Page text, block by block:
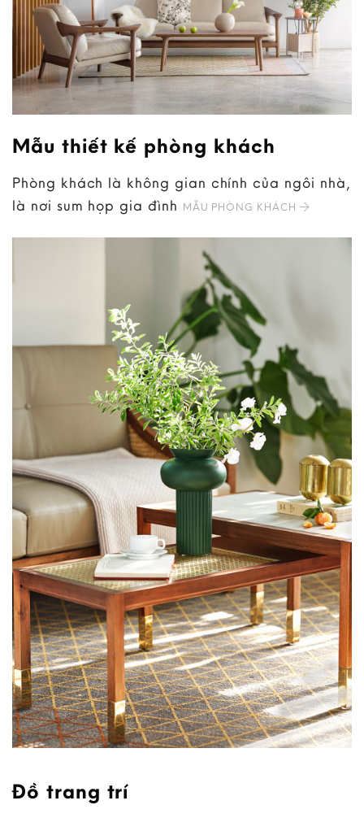
Mẫu thiết kế phòng khách
Phòng khách là không gian chính của ngôi nhà,
là nơi sum họp gia đình MẪU PHÒNG KHÁCH
Đồ trang trí